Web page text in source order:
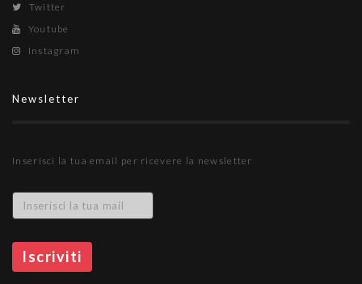
Twitter
Youtube
Instagram
Newsletter
Inserisci la tua email per ricevere la newsletter